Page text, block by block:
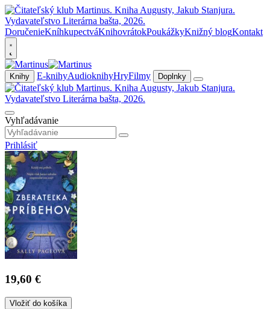
DoručenieKníhkupectváKnihovrátokPoukážkyKnižný blogKontakt
Knihy E-knihyAudioknihyHryFilmy Doplnky
Vyhľadávanie
Prihlásiť
19,60 €
Vložiť do košíka